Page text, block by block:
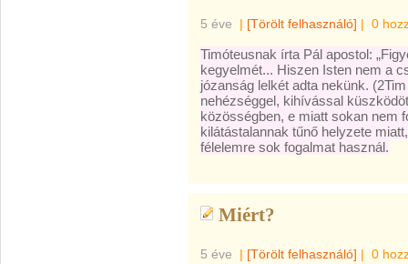
5 éve | [Törölt felhasználó] | 0
Timóteusnak írta Pál apostol:
kegyelmét... Hiszen Isten nem a
józanság lelkét adta nekünk.
nehézséggel, kihívással
közösségben, e miatt sokan nem
kilátástalannak tűnő helyzete
félelemre sok fogalmat használ.
Miért?
5 éve | [Törölt felhasználó] | 0